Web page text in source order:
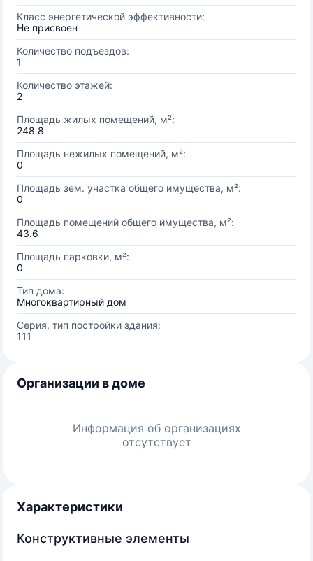
Класс энергетической эффективности:
Не присвоен
Количество подъездов:
1
Количество этажей:
2
Площадь жилых помещений, м²:
248.8
Площадь нежилых помещений, м²:
0
Площадь зем. участка общего имущества, м²:
0
Площадь помещений общего имущества, м²:
43.6
Площадь парковки, м²:
0
Тип дома:
Многоквартирный дом
Серия, тип постройки здания:
111
Организации в доме
Информация об организациях
отсутствует
Характеристики
Конструктивные элементы